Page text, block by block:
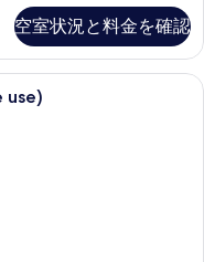
空室状況と料金を確認
掛け布団、ミニバー、セーフ
use)